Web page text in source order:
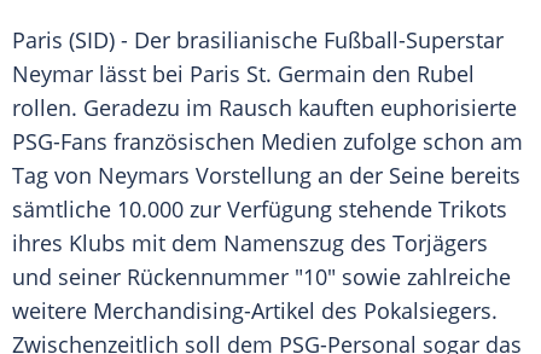
Paris (SID) - Der brasilianische Fußball-Superstar
Neymar lässt bei Paris St. Germain den Rubel
rollen. Geradezu im Rausch kauften euphorisierte
PSG-Fans französischen Medien zufolge schon am
Tag von Neymars Vorstellung an der Seine bereits
sämtliche 10.000 zur Verfügung stehende Trikots
ihres Klubs mit dem Namenszug des Torjägers
und seiner Rückennummer "10" sowie zahlreiche
weitere Merchandising-Artikel des Pokalsiegers.
Zwischenzeitlich soll dem PSG-Personal sogar das